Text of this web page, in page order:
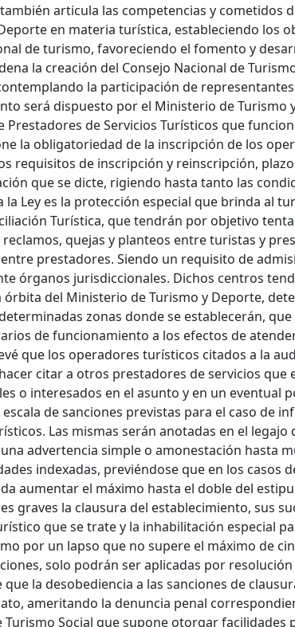
articula las competencias y cometidos
en materia turística, estableciendo los
de turismo, favoreciendo el fomento y
la creación del Consejo Nacional de
la participación de
será dispuesto por el Ministerio de Turismo
Prestadores de Servicios Turísticos que
la obligatoriedad de la inscripción de los
requisitos de inscripción y reinscripción,
que se dicte, rigiendo hasta tanto las
Ley es la protección especial que brinda al
Turística, que tendrán por objetivo
quejas y planteos entre turistas y
prestadores. Siendo un requisito de
órganos jurisdiccionales. Dichos centros
del Ministerio de Turismo y Deporte,
zonas donde se establecerán,
de funcionamiento a los efectos de
que los operadores turísticos citados a la
citar a otros prestadores de servicios que
o interesados en el asunto y en un eventual
de sanciones previstas para el caso de
Las mismas serán anotadas en el legajo
advertencia simple o amonestación hasta
indexadas, previéndose que en los casos
aumentar el máximo hasta el doble del
graves la clausura del establecimiento, sus
que se trate y la inhabilitación especial
por un lapso que no supere el máximo de
solo podrán ser aplicadas por
la desobediencia a las sanciones de
ameritando la denuncia penal
Turismo Social que supone otorgar facilidades